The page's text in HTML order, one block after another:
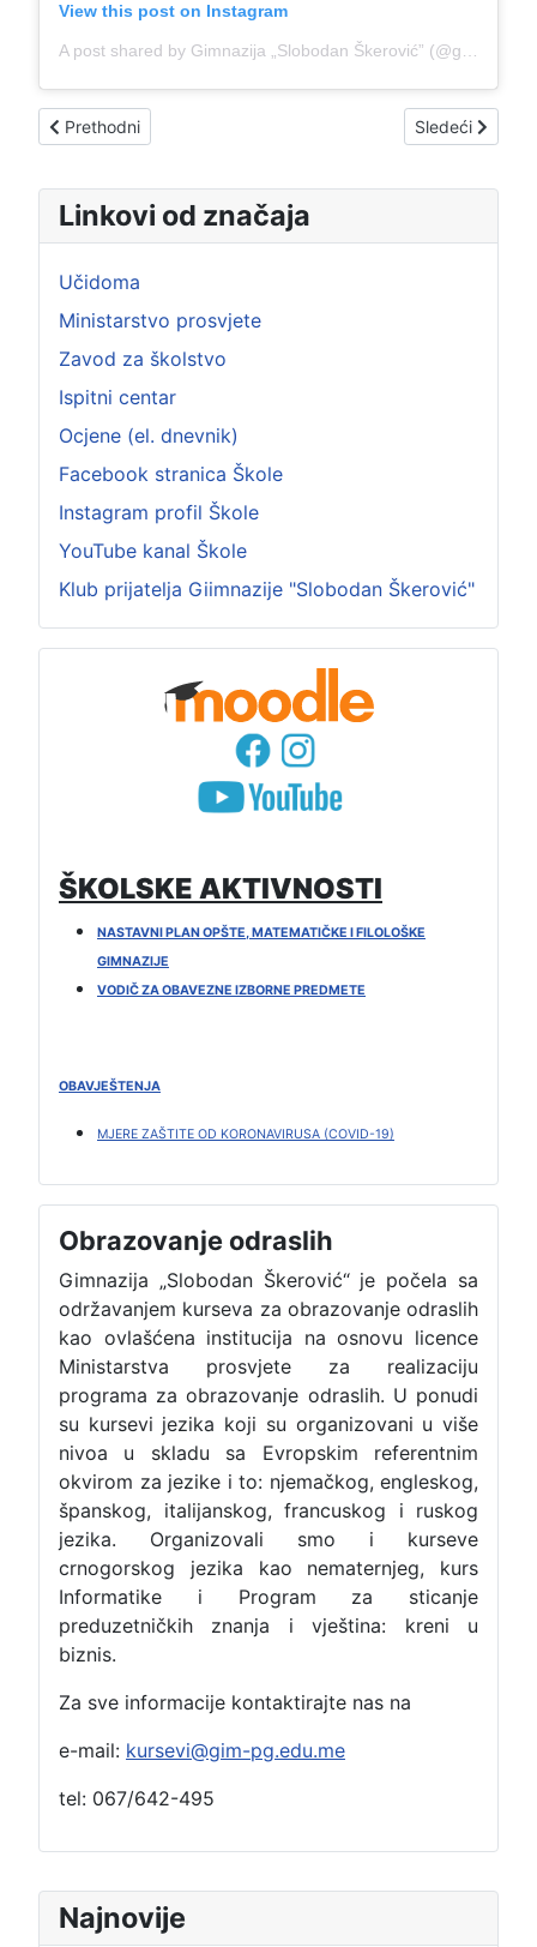
Najnovije
View this post on Instagram
A post shared by Gimnazija „Slobodan Škerović” (@gimnazijaslobodanskerovic)
Prethodni članak: IZUZETNI USPJESI NAŠEG GIMNAZIJALCA
Prethodni Sledeći članak:
Sledeći
Linkovi od značaja
Učidoma
Ministarstvo prosvjete
Zavod za školstvo
Ispitni centar
Ocjene (el. dnevnik)
Facebook stranica Škole
Instagram profil Škole
YouTube kanal Škole
Klub prijatelja Giimnazije "Slobodan Škerović"
ŠKOLSKE AKTIVNOSTI
NASTAVNI PLAN OPŠTE, MATEMATIČKE I FILOLOŠKE
GIMNAZIJE
VODIČ ZA OBAVEZNE IZBORNE PREDMETE
OBAVJEŠTENJA
MJERE ZAŠTITE OD KORONAVIRUSA (COVID-19)
Obrazovanje odraslih
Gimnazija „Slobodan Škerović“ je počela sa
održavanjem kurseva za obrazovanje odraslih
kao ovlašćena institucija na osnovu licence
Ministarstva prosvjete za realizaciju
programa za obrazovanje odraslih. U ponudi
su kursevi jezika koji su organizovani u više
nivoa u skladu sa Evropskim referentnim
okvirom za jezike i to: njemačkog, engleskog,
španskog, italijanskog, francuskog i ruskog
jezika. Organizovali smo i kurseve
crnogorskog jezika kao nematernjeg, kurs
Informatike i Program za sticanje
preduzetničkih znanja i vještina: kreni u
biznis.
Za sve informacije kontaktirajte nas na
e-mail: kursevi@gim-pg.edu.me
tel: 067/642-495